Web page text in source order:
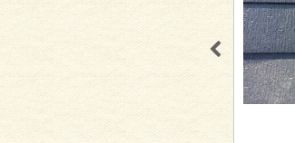
外壁塗装